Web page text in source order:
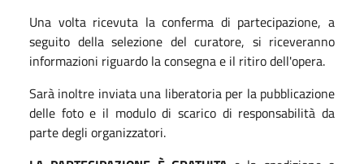
Una volta ricevuta la conferma di partecipazione, a
seguito della selezione del curatore, si riceveranno
informazioni riguardo la consegna e il ritiro dell'opera.
Sarà inoltre inviata una liberatoria per la pubblicazione
delle foto e il modulo di scarico di responsabilità da
parte degli organizzatori.